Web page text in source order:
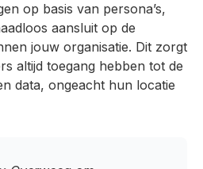
op basis van persona’s,
aansluit op de
jouw organisatie. Dit zorgt
altijd toegang hebben tot de
data, ongeacht hun locatie